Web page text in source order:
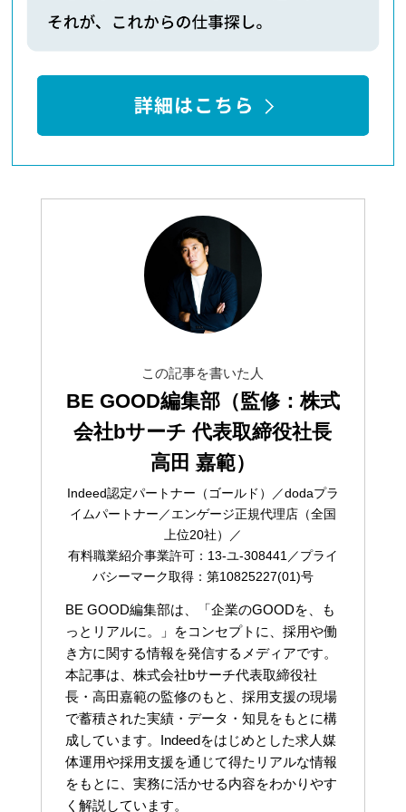
この記事を書いた人
BE GOOD編集部（監修：株式
会社bサーチ 代表取締役社長
高田 嘉範）
Indeed認定パートナー（ゴールド）／dodaプラ
イムパートナー／エンゲージ正規代理店（全国
上位20社）／
有料職業紹介事業許可：13-ユ-308441／プライ
バシーマーク取得：第10825227(01)号
BE GOOD編集部は、「企業のGOODを、も
っとリアルに。」をコンセプトに、採用や働
き方に関する情報を発信するメディアです。
本記事は、株式会社bサーチ代表取締役社
長・高田嘉範の監修のもと、採用支援の現場
で蓄積された実績・データ・知見をもとに構
成しています。Indeedをはじめとした求人媒
体運用や採用支援を通じて得たリアルな情報
をもとに、実務に活かせる内容をわかりやす
く解説しています。